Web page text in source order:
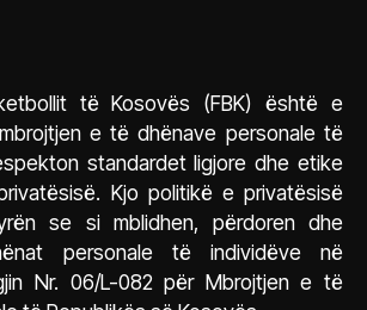
të Kosovës (FBK) është e
e të dhënave personale të
standardet ligjore dhe etike
Kjo politikë e privatësisë
se si mblidhen, përdoren dhe
personale të individëve në
Nr. 06/L-082 për Mbrojtjen e të